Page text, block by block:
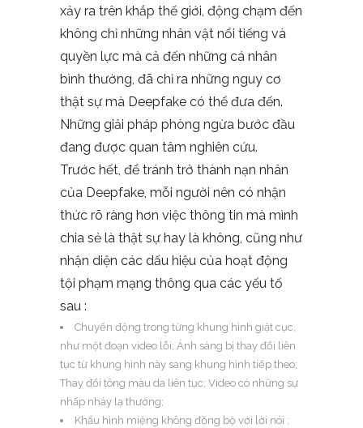
xảy ra trên khắp thế giới, động chạm đến
không chỉ những nhân vật nổi tiếng và
quyền lực mà cả đến những cá nhân
bình thường, đã chỉ ra những nguy cơ
thật sự mà Deepfake có thể đưa đến.
Những giải pháp phòng ngừa bước đầu
đang được quan tâm nghiên cứu.
Trước hết, để tránh trở thành nạn nhân
của Deepfake, mỗi người nên có nhận
thức rõ ràng hơn việc thông tin mà mình
chia sẻ là thật sự hay là không, cũng như
nhận diện các dấu hiệu của hoạt động
tội phạm mạng thông qua các yếu tố
sau :
Chuyển động trong từng khung hình giật cục,
như một đoạn video lỗi; Ánh sáng bị thay đổi liên
tục từ khung hình này sang khung hình tiếp theo;
Thay đổi tông màu da liên tục; Video có những sự
nhấp nháy lạ thường;
Khẩu hình miệng không đồng bộ với lời nói ;